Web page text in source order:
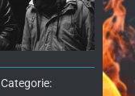
Categorie: